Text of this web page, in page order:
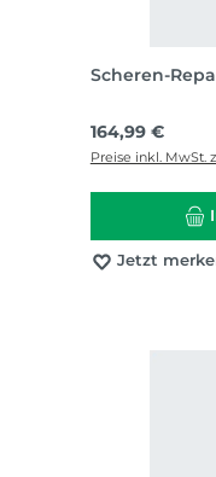
Scheren-
Regulärer Preis:
164,99 €
Preise inkl. MwSt.
Jetzt